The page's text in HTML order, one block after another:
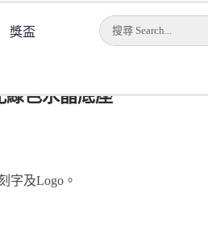
獎盃
搜
索
果：
綠色水晶底座
字及Logo。